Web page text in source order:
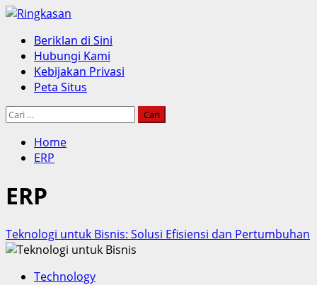
Skip
content
Primary
Menu
Beriklan di Sini
Hubungi Kami
Kebijakan Privasi
Peta Situs
Cari
Home
ERP
ERP
Teknologi untuk Bisnis: Solusi Efisiensi dan Pertumbuhan
Technology